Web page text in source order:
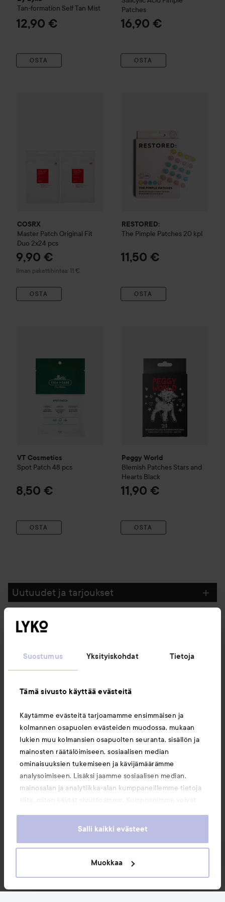
Suostumus Yksityiskohdat Tietoja
Tämä sivusto käyttää evästeitä
Käytämme evästeitä tarjoamamme ensimmäisen ja
kolmannen osapuolen evästeiden muodossa, mukaan
lukien muu kolmansien osapuolten seuranta, sisällön ja
mainosten räätälöimiseen, sosiaalisen median
ominaisuuksien tukemiseen ja kävijämäärämme
analysoimiseen. Lisäksi jaamme sosiaalisen median,
mainosalan ja analytiikka-alan kumppaneillemme tietoja
heille tai joita on kerätty, kun olet käyttänyt heidän
evästeiden käytön.
Salli kaikki evästeet
Muokkaa
Tan-formation Self Tan Mist
12,90 €
OSTA
Patches
16,90 €
OSTA
COSRX
Master Patch Original Fit
Duo 2x24 pcs
9,90 €
Ilman pakettihintaa: 11 €
OSTA
RESTORED:
The Pimple Patches 20 kpl
11,50 €
OSTA
VT Cosmetics
Spot Patch 48 pcs
8,50 €
OSTA
Peggy World
Blemish Patches Stars and
Hearts Black
11,90 €
OSTA
Uutuudet ja tarjoukset
Seuraa meitä
Asiakaspalvelu
Tietoja
Saattaisit myös tykätä
Copyright 2026